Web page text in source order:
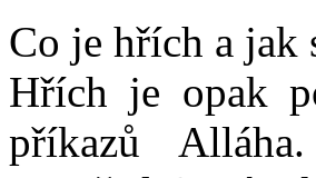
Co je hřích a jak
Hřích je opak
příkazů